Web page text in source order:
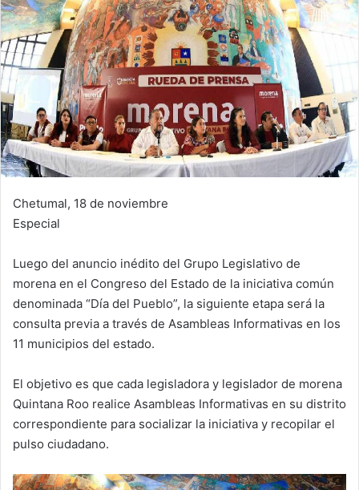
Chetumal, 18 de noviembre
Especial
Luego del anuncio inédito del Grupo Legislativo de
morena en el Congreso del Estado de la iniciativa común
denominada “Día del Pueblo”, la siguiente etapa será la
consulta previa a través de Asambleas Informativas en los
11 municipios del estado.
El objetivo es que cada legisladora y legislador de morena
Quintana Roo realice Asambleas Informativas en su distrito
correspondiente para socializar la iniciativa y recopilar el
pulso ciudadano.